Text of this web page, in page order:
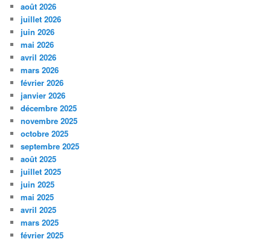
août 2026
juillet 2026
juin 2026
mai 2026
avril 2026
mars 2026
février 2026
janvier 2026
décembre 2025
novembre 2025
octobre 2025
septembre 2025
août 2025
juillet 2025
juin 2025
mai 2025
avril 2025
mars 2025
février 2025